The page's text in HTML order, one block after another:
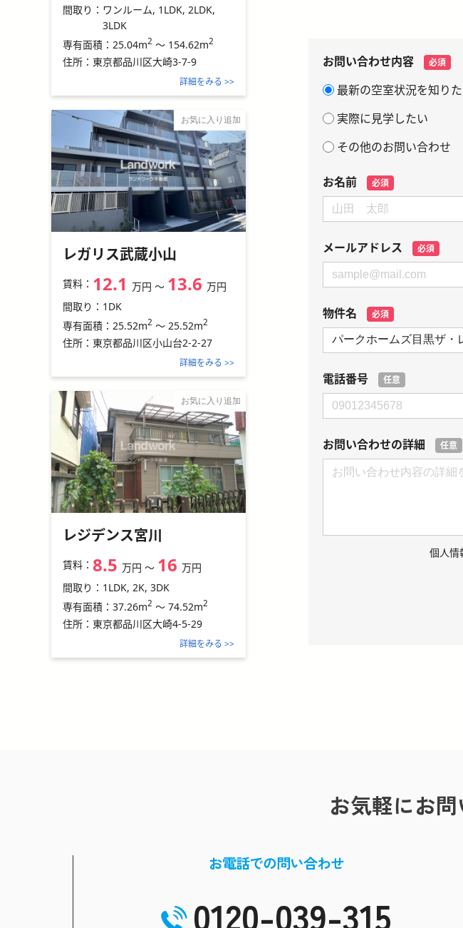
お問い合わせ内容 必須
最新の空室状況を知り
実際に見学したい
その他のお問い合わせ
お名前 必須
メールアドレス 必須
物件名 必須
電話番号 任意
お問い合わせの詳細 任意
個人情
間取り： ワンルーム, 1LDK, 2LDK,
3LDK
専有面積： 25.04m2 ～ 154.62m2
住所： 東京都品川区大崎3-7-9
詳細をみる >>
お気に入り追加
レガリス武蔵小山
賃料： 12.1 万円 〜 13.6 万円
間取り： 1DK
専有面積： 25.52m2 ～ 25.52m2
住所： 東京都品川区小山台2-2-27
詳細をみる >>
お気に入り追加
レジデンス宮川
賃料： 8.5 万円 〜 16 万円
間取り： 1LDK, 2K, 3DK
専有面積： 37.26m2 ～ 74.52m2
住所： 東京都品川区大崎4-5-29
詳細をみる >>
お気軽にお
お電話での問い合わせ
0120-039-315